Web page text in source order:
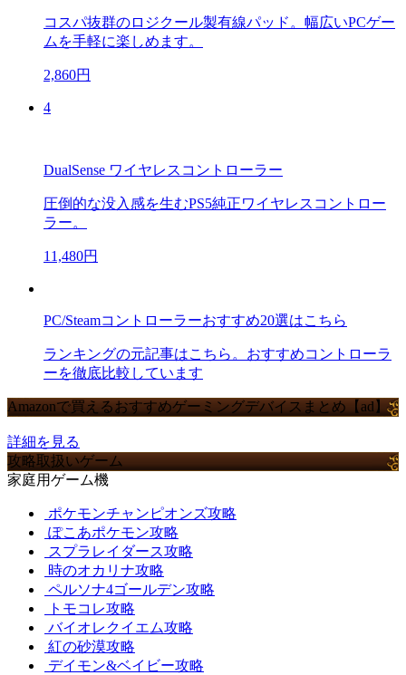
コスパ抜群のロジクール製有線パッド。幅広いPCゲー
ムを手軽に楽しめます。
2,860円
4
DualSense ワイヤレスコントローラー
圧倒的な没入感を生むPS5純正ワイヤレスコントロー
ラー。
11,480円
PC/Steamコントローラーおすすめ20選はこちら
ランキングの元記事はこちら。おすすめコントローラ
ーを徹底比較しています
Amazonで買えるおすすめゲーミングデバイスまとめ【ad】
詳細を見る
攻略取扱いゲーム
家庭用ゲーム機
ポケモンチャンピオンズ攻略
ぽこあポケモン攻略
スプラレイダース攻略
時のオカリナ攻略
ペルソナ4ゴールデン攻略
トモコレ攻略
バイオレクイエム攻略
紅の砂漠攻略
デイモン&ベイビー攻略